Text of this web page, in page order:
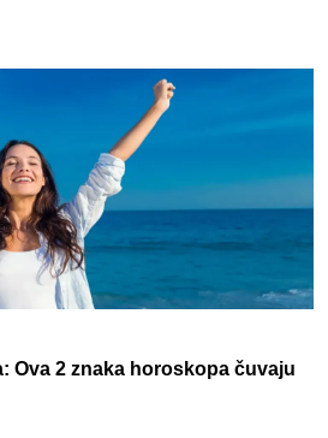
Ova 2 znaka horoskopa čuvaju